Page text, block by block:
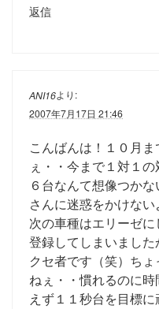
返信
ANI16より:
2007年7月17日 21:46
こんばんは！１０月
ぇ・・今まで１対１
６台なんて想像つか
さんに迷惑をかけな
次の車種はエリーゼ
登録してしまいまし
クセ者です（笑）ち
ねぇ・・慣れるのに
えず１１秒台を目標に